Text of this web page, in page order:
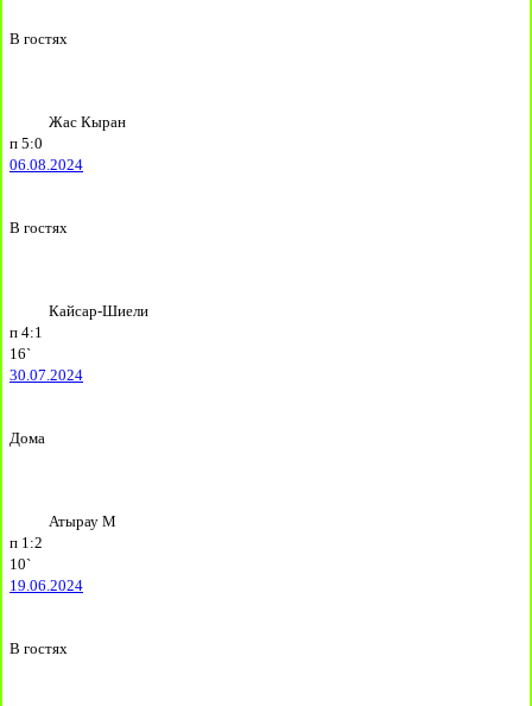
В гостях
Жас Кыран
п 5:0
06.08.2024
В гостях
Кайсар-Шиели
п 4:1
16`
30.07.2024
Дома
Атырау М
п 1:2
10`
19.06.2024
В гостях